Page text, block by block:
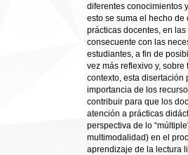
diferentes conocimientos
esto se suma el hecho
prácticas docentes, en
consecuente con las
estudiantes, a fin de
vez más reflexivo y, sobre
contexto, esta disertación
importancia de los
contribuir para que los
atención a prácticas
perspectiva de lo
multimodalidad) en el
aprendizaje de la lectura